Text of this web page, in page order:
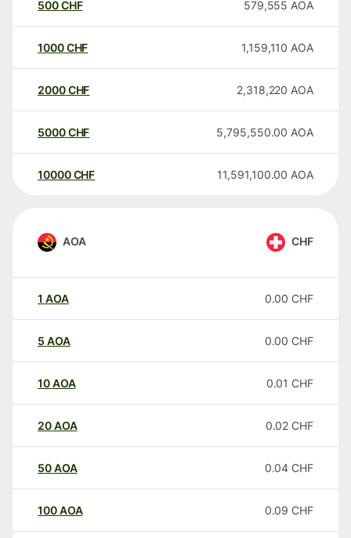
500CHF 579,555 AOA
1000CHF 1,159,110 AOA
2000CHF 2,318,220 AOA
5000CHF 5,795,550.00 AOA
10000 CHF 11,591,100.00 AOA
AOA CHF
1 AOA 0.00 CHF
5 AOA 0.00 CHF
10AOA 0.01 CHF
20AOA 0.02 CHF
50AOA 0.04 CHF
100AOA 0.09 CHF